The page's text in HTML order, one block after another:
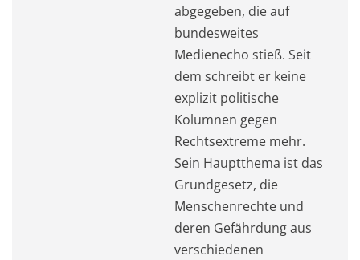
abgegeben, die auf
bundesweites
Medienecho stieß. Seit
dem schreibt er keine
explizit politische
Kolumnen gegen
Rechtsextreme mehr.
Sein Hauptthema ist das
Grundgesetz, die
Menschenrechte und
deren Gefährdung aus
verschiedenen